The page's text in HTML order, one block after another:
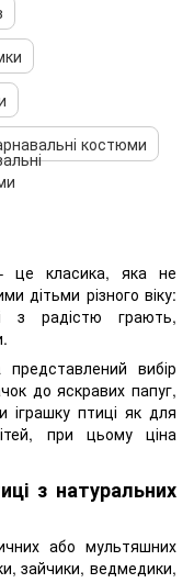
це класика, яка не
дітьми різного віку:
з радістю грають,
представлений вибір
до яскравих папуг,
птиці як для
при цьому ціна
з натуральних
або мультяшних
зайчики, ведмедики,
костюми